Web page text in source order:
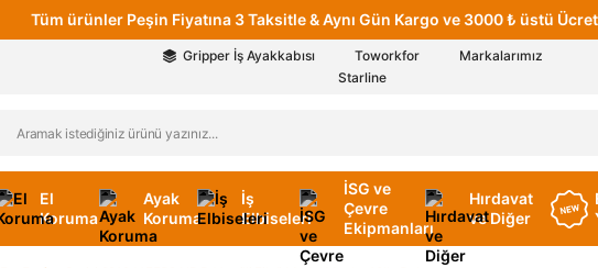
Tüm ürünler Peşin Fiyatına 3 Taksitle & Aynı Gün Kargo ve 3000 ₺ üstü
Gripper İş Ayakkabısı Toworkfor
Markalarımız
Starline
El
Koruma
Ayak
Koruma
İş
Elbiseleri
İSG ve
Çevre
Ekipmanları
Hırdavat
ve Diğer